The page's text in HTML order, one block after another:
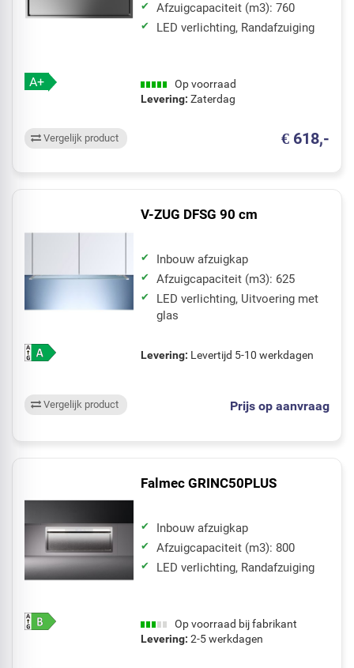
A+
Afzuigcapaciteit (m3): 760
LED verlichting, Randafzuiging
Op voorraad
Levering: Zaterdag
€ 618,-
Vergelijk product
V-ZUG DFSG 90 cm
Inbouw afzuigkap
Afzuigcapaciteit (m3): 625
LED verlichting, Uitvoering met
glas
Levering: Levertijd 5-10 werkdagen
Prijs op aanvraag
Vergelijk product
Falmec GRINC50PLUS
Inbouw afzuigkap
Afzuigcapaciteit (m3): 800
LED verlichting, Randafzuiging
Op voorraad bij fabrikant
Levering: 2-5 werkdagen